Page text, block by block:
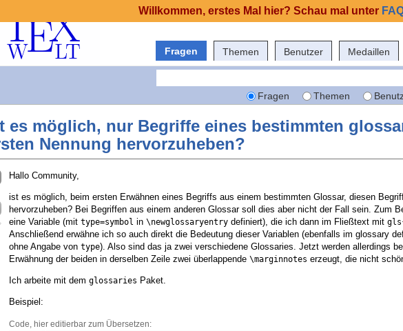
Fragen Themen Benutzer Medaillen
Fragen Themen
es möglich, nur Begriffe eines bestimmten
Nennung hervorzuheben?
Hallo Community,
ist es möglich, beim ersten Erwähnen eines Begriffs aus einem bestimmten Glossar, diesen
hervorzuheben? Bei Begriffen aus einem anderen Glossar soll dies aber nicht der Fall sein. Zum
eine Variable (mit type=symbol in \newglossaryentry definiert), die ich dann im Fließtext mit
Anschließend erwähne ich so auch direkt die Bedeutung dieser Variablen (ebenfalls im glossary
ohne Angabe von type). Also sind das ja zwei verschiedene Glossaries. Jetzt werden allerdings
Erwähnung der beiden in derselben Zeile zwei überlappende \marginnotes erzeugt, die nicht
Ich arbeite mit dem glossaries Paket.
Beispiel:
Code, hier editierbar zum Übersetzen:
Willkommen, erstes Mal hier? Schau mal unter